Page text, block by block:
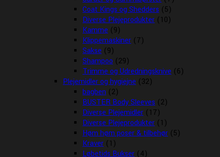
Coat Kings og Shedders (5)
Diverse Plejeprodukter (10)
Kamme (9)
Klippemaskiner (7)
Sakse (9)
Shampoo (29)
Trimme og Udredningsknive (6)
Plejemidler og hygiejne (32)
bagben (2)
BUSTER Body Sleeves (2)
Diverse Plejemidler (17)
Diverse Plejeprodukter (1)
Høm høm poser & tilbehør (5)
Kraver (1)
Løbetids Bukser (4)